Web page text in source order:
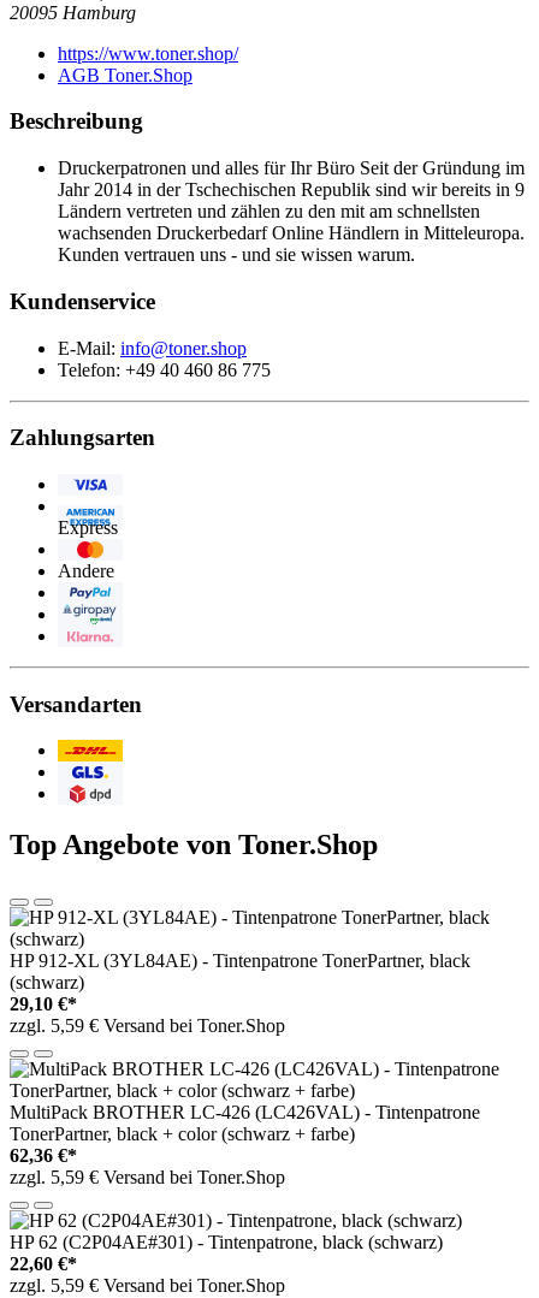
20095 Hamburg
https://www.toner.shop/
AGB Toner.Shop
Beschreibung
Druckerpatronen und alles für Ihr Büro Seit der Gründung im
Jahr 2014 in der Tschechischen Republik sind wir bereits in 9
Ländern vertreten und zählen zu den mit am schnellsten
wachsenden Druckerbedarf Online Händlern in Mitteleuropa.
Kunden vertrauen uns - und sie wissen warum.
Kundenservice
E-Mail: info@toner.shop
Telefon: +49 40 460 86 775
Zahlungsarten
Express
Andere
Versandarten
Top Angebote von Toner.Shop
HP 912-XL (3YL84AE) - Tintenpatrone TonerPartner, black
(schwarz)
29,10 €*
zzgl. 5,59 € Versand bei Toner.Shop
MultiPack BROTHER LC-426 (LC426VAL) - Tintenpatrone
TonerPartner, black + color (schwarz + farbe)
62,36 €*
zzgl. 5,59 € Versand bei Toner.Shop
HP 62 (C2P04AE#301) - Tintenpatrone, black (schwarz)
22,60 €*
zzgl. 5,59 € Versand bei Toner.Shop